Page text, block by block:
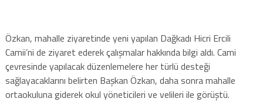
Özkan, mahalle ziyaretinde yeni yapılan Dağkadı Hicri Ercili
Camii’ni de ziyaret ederek çalışmalar hakkında bilgi aldı. Cami
çevresinde yapılacak düzenlemelere her türlü desteği
sağlayacaklarını belirten Başkan Özkan, daha sonra mahalle
ortaokuluna giderek okul yöneticileri ve velileri ile görüştü.